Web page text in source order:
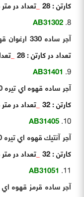
کارتن : 28
_تعداد در متر
AB31302
آجر ساده 330 ارغوان قهوه اي تيره
تعداد در کارتن : 28
_
AB31401
آجر ساده قهوه اي تيره 400
کارتن : 32
_تعداد در متر
AB31405
آجر آنتيك قهوه اي تيره 400
کارتن : 32
_تعداد در متر
AB31051
آجر ساده قرمز قهوه اي 200